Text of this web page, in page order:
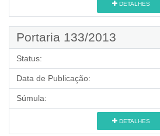
DETALHES
Portaria 133/2013
Status:
Data de Publicação:
Súmula:
DETALHES